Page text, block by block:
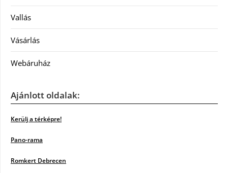
Vallás
Vásárlás
Webáruház
Ajánlott oldalak:
Kerülj a térképre!
Pano-rama
Romkert Debrecen